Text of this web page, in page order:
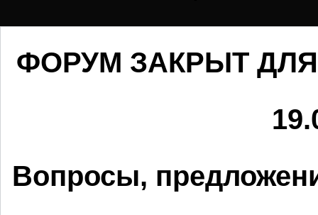
ФОРУМ ЗАКРЫТ
Вопросы,